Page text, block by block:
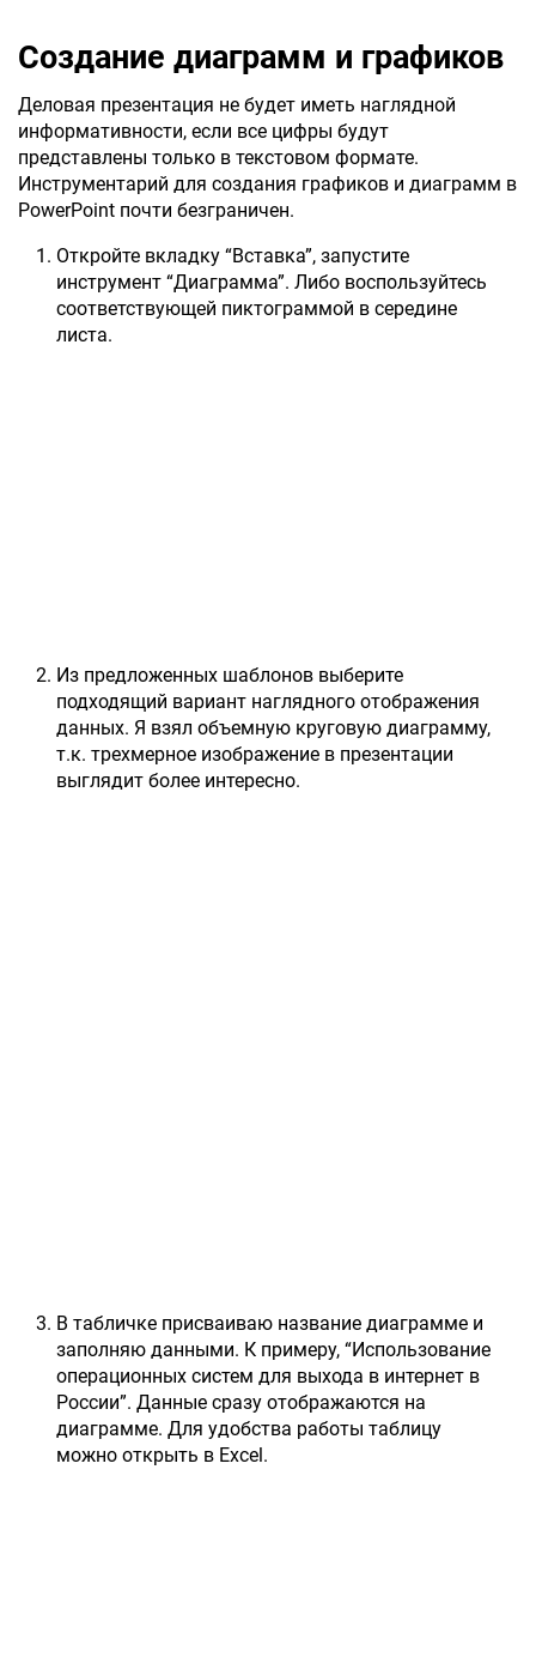
Создание диаграмм и графиков
Деловая презентация не будет иметь наглядной
информативности, если все цифры будут
представлены только в текстовом формате.
Инструментарий для создания графиков и диаграмм в
PowerPoint почти безграничен.
Откройте вкладку “Вставка”, запустите
инструмент “Диаграмма”. Либо воспользуйтесь
соответствующей пиктограммой в середине
листа.
Из предложенных шаблонов выберите
подходящий вариант наглядного отображения
данных. Я взял объемную круговую диаграмму,
т.к. трехмерное изображение в презентации
выглядит более интересно.
В табличке присваиваю название диаграмме и
заполняю данными. К примеру, “Использование
операционных систем для выхода в интернет в
России”. Данные сразу отображаются на
диаграмме. Для удобства работы таблицу
можно открыть в Excel.